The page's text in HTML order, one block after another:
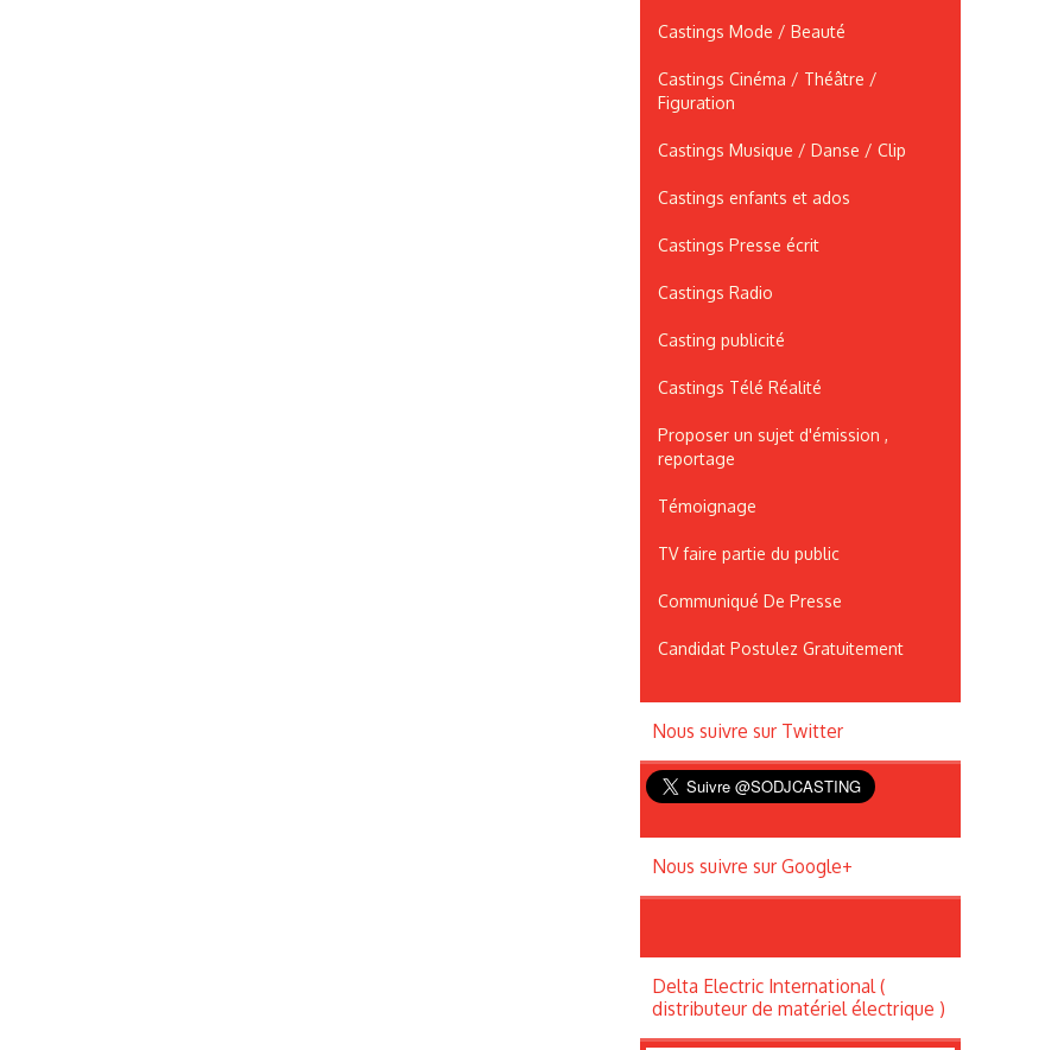
Castings Mode / Beauté
Castings Cinéma / Théâtre /
Figuration
Castings Musique / Danse / Clip
Castings enfants et ados
Castings Presse écrit
Castings Radio
Casting publicité
Castings Télé Réalité
Proposer un sujet d'émission ,
reportage
Témoignage
TV faire partie du public
Communiqué De Presse
Candidat Postulez Gratuitement
Nous suivre sur Twitter
Nous suivre sur Google+
Delta Electric International (
distributeur de matériel électrique )